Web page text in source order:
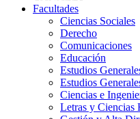
Facultades
Ciencias Sociales
Derecho
Comunicaciones
Educación
Estudios
Estudios
Ciencias e
Letras y Ciencias